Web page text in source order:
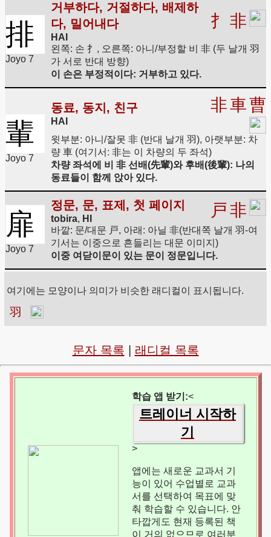
排
Joyo 7
거부하다, 거절하다, 배제하
다, 밀어내다
HAI
扌 非
왼쪽: 손 扌, 오른쪽: 아니/부정할 비 非 (두 날개 羽
가 서로 반대 방향)
이 손은 부정적이다: 거부하고 있다.
輩
Joyo 7
동료, 동지, 친구
HAI
非車曹
윗부분: 아니/잘못 非 (반대 날개 羽), 아랫부분: 차
량 車 (여기서: 非는 이 차량의 두 좌석)
차량 좌석에 비 非 선배(先輩)와 후배(後輩): 나의
동료들이 함께 앉아 있다.
扉
Joyo 7
정문, 문, 표제, 첫 페이지
tobira, HI 戸非
바깥: 문/대문 戸, 아래: 아닐 非(반대쪽 날개 羽-여
기서는 이중으로 흔들리는 대문 이미지)
이중 여닫이문이 있는 문이 정문입니다.
여기에는 모양이나 의미가 비슷한 래디컬이 표시됩니다.
羽
문자 목록 래디컬 목록
학습 앱 받기:<
트레이너 시작하
기
>
앱에는 새로운 교과서 기
능이 있어 수업별로 교과
서를 선택하여 목표에 맞
춰 학습할 수 있습니다. 안
타깝게도 현재 등록된 책
이 거의 없으므로 여러분